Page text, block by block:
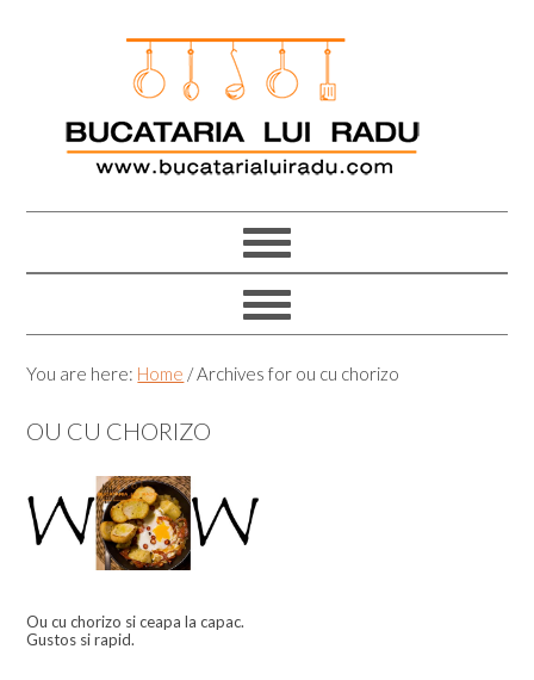
You are here: Home /Archives for ou cu chorizo
OU CU CHORIZO
Ou cu chorizo si ceapa la capac.
Gustos si rapid.